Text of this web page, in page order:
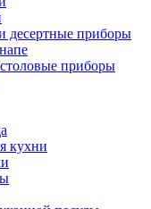
десертные приборы
приборы
кухни